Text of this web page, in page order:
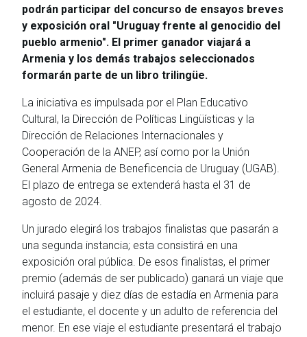
podrán participar del concurso de ensayos breves
y exposición oral "Uruguay frente al genocidio del
pueblo armenio". El primer ganador viajará a
Armenia y los demás trabajos seleccionados
formarán parte de un libro trilingüe.
La iniciativa es impulsada por el Plan Educativo
Cultural, la Dirección de Políticas Lingüísticas y la
Dirección de Relaciones Internacionales y
Cooperación de la ANEP, así como por la Unión
General Armenia de Beneficencia de Uruguay (UGAB).
El plazo de entrega se extenderá hasta el 31 de
agosto de 2024.
Un jurado elegirá los trabajos finalistas que pasarán a
una segunda instancia; esta consistirá en una
exposición oral pública. De esos finalistas, el primer
premio (además de ser publicado) ganará un viaje que
incluirá pasaje y diez días de estadía en Armenia para
el estudiante, el docente y un adulto de referencia del
menor. En ese viaje el estudiante presentará el trabajo